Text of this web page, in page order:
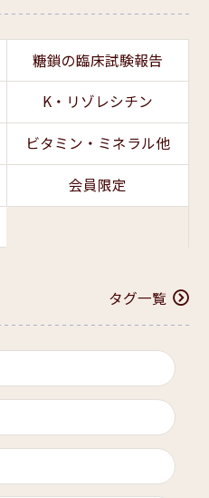
糖鎖の臨床試験報告
K・リゾレシチン
ビタミン・ミネラル他
会員限定
タグ一覧